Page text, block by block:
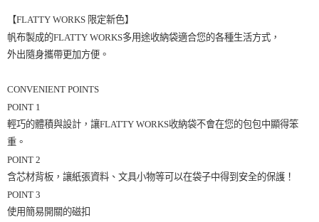
【FLATTY WORKS 限定新色】
帆布製成的FLATTY WORKS多用途收納袋適合您的各種生活方式，
外出隨身攜帶更加方便。
CONVENIENT POINTS
POINT 1
輕巧的體積與設計，讓FLATTY WORKS收納袋不會在您的包包中顯得笨
重。
POINT 2
含芯材背板，讓紙張資料、文具小物等可以在袋子中得到安全的保護！
POINT 3
使用簡易開關的磁扣